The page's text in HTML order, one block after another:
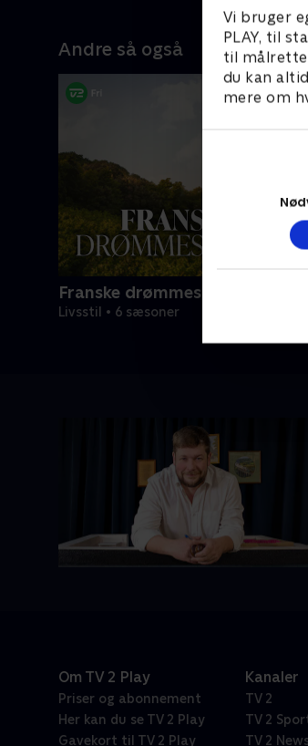
Vi bruger
PLAY, til
til
du kan
mere om
Andre så også
Franske drømmeslotte
Livsstil • 6 sæsoner
Om TV 2 Play
Priser og abonnement
Her kan du se TV 2 Play
Gavekort til TV 2 Play
Kanaler
TV 2
TV 2
TV 2